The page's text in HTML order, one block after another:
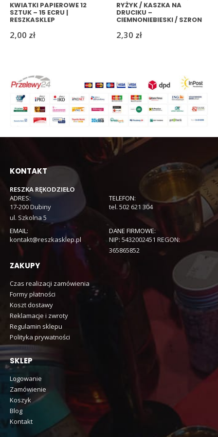
KWIATKI PAPIEROWE 12
SZTUK – 15 ECRU |
RESZKASKLEP
2,00 zł
RYŻYK / KASZKA NA
DRUCIKU –
CIEMNONIEBIESKI / SZRON
2,30 zł
KONTAKT
RESZKA RĘKODZIEŁO
ADRES:
17-200 Dubiny
ul. Szkolna 5
TELEFON:
tel. 502 621 304
EMAIL:
kontakt@reszkasklep.pl
DANE FIRMOWE:
NIP: 5432002451 REGON:
365865852
ZAKUPY
Czas realizacji zamówienia
Formy płatności
Koszt dostawy
Reklamacje i zwroty
Regulamin sklepu
Polityka prywatności
SKLEP
Logowanie
Zamówienie
Koszyk
Blog
Kontakt